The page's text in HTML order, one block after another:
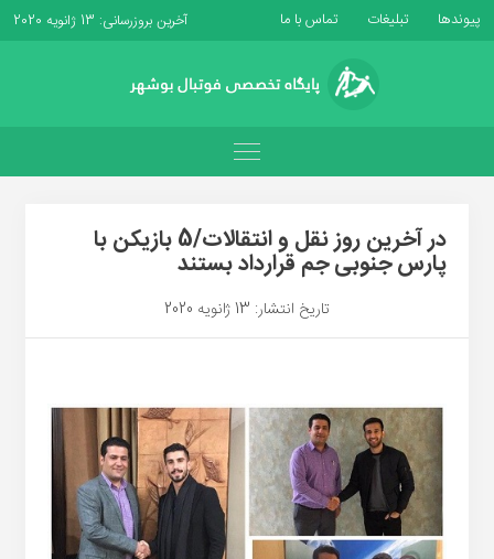
پیوندها تبلیغات تماس با ما آخرین بروزرسانی: 13 ژانویه 2020
در آخرین روز نقل و انتقالات/5 بازیکن با
پارس جنوبی جم قرارداد بستند
تاریخ انتشار: 13 ژانویه 2020